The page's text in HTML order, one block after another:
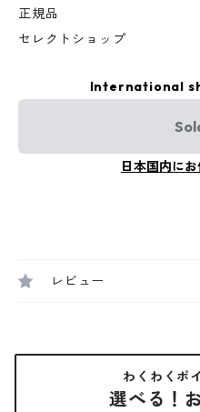
正規品
セレクトショップ
International
日本国内に
レビュー
わくわくポ
選べる！